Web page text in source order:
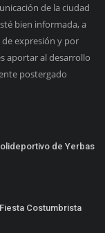
de la ciudad
bien informada, a
expresión y por
aportar al desarrollo
postergado
de Yerbas
Costumbrista